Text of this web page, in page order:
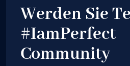
Werden Sie
#IamPerfect
Community